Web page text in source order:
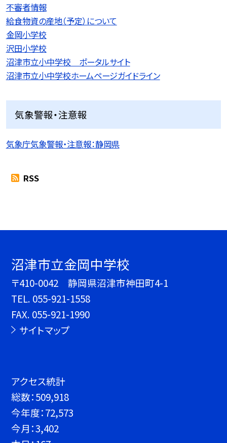
不審者情報
給食物資の産地（予定）について
金岡小学校
沢田小学校
沼津市立小中学校 ポータルサイト
沼津市立小中学校ホームページガイドライン
気象警報・注意報
気象庁気象警報・注意報：静岡県
RSS
沼津市立金岡中学校
〒410-0042 静岡県沼津市神田町4-1
TEL. 055-921-1558
FAX. 055-921-1990
サイトマップ
アクセス統計
総数：509,918
今年度：72,573
今月：3,402